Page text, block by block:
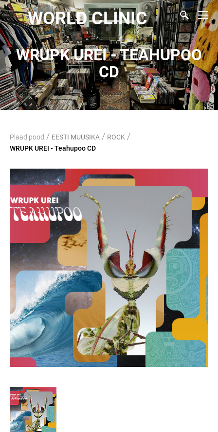
WORLD CLINIC
WRUPK UREI - TEAHUPOO
CD
Plaadipood / EESTI MUUSIKA / ROCK /
WRUPK UREI - Teahupoo CD